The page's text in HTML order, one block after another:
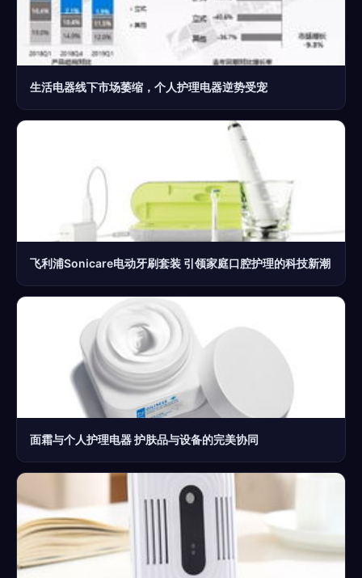
生活电器线下市场萎缩，个人护理电器逆势受宠
飞利浦Sonicare电动牙刷套装 引领家庭口腔护理的科技新潮
面霜与个人护理电器 护肤品与设备的完美协同